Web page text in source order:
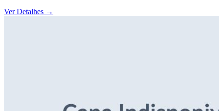
Ver Detalhes →